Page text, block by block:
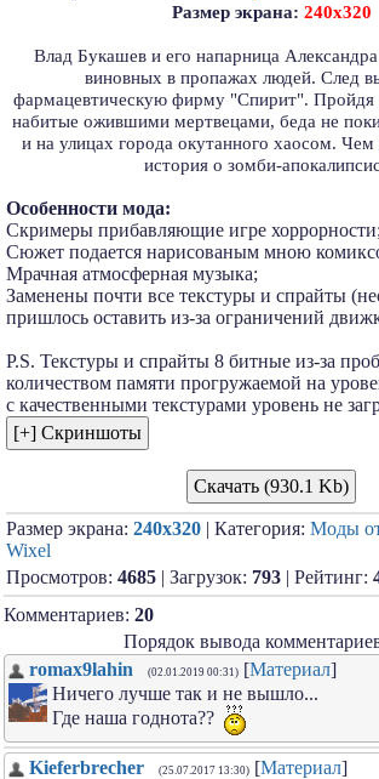
Размер экрана: 240х320
Влад Букашев и его напарница
виновных в пропажах людей. След
фармацевтическую фирму "Спирит". Пройдя
набитые ожившими мертвецами, беда не
и на улицах города окутанного хаосом. Чем
история о зомби-
Особенности мода:
Скримеры прибавляющие игре хоррорности;
Сюжет подается нарисованым мною
Мрачная атмосферная музыка;
Заменены почти все текстуры и спрайты
пришлось оставить из-за ограничений
P.S. Текстуры и спрайты 8 битные из-за
количеством памяти прогружаемой на
с качественными текстурами уровень не
Скачать (930.1 Kb)
Размер экрана: 240x320 | Категория: Моды
Wixel
Просмотров: 4685 | Загрузок: 793 | Рейтинг:
Комментариев: 20
Порядок вывода
romax9lahin
(02.01.2019 00:31) [Материал]
Ничего лучше так и не вышло...
Где наша годнота??
Kieferbrecher (25.07.2017 13:30) [Материал]